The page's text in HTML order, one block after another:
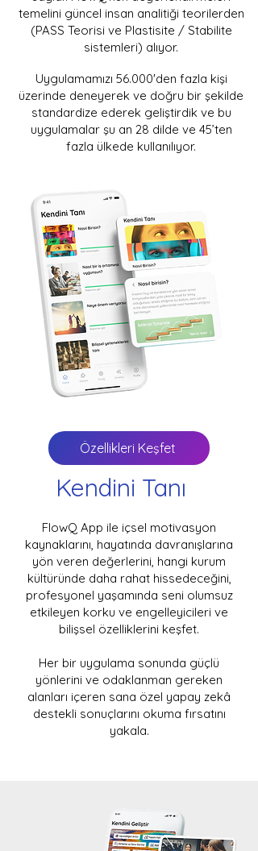
Özellikleri Keşfet
Kendini Tanı
FlowQ App ile içsel motivasyon
kaynaklarını, hayatında davranışlarına
yön veren değerlerini, hangi kurum
kültüründe daha rahat hissedeceğini,
profesyonel yaşamında seni olumsuz
etkileyen korku ve engelleyicileri ve
bilişsel özelliklerini keşfet.
Her bir uygulama sonunda güçlü
yönlerini ve odaklanman gereken
alanları içeren sana özel yapay zekâ
destekli sonuçlarını okuma fırsatını
yakala.
temelini güncel insan analitiği teorilerden
(PASS Teorisi ve Plastisite / Stabilite
sistemleri) alıyor.
Uygulamamızı 56.000'den fazla kişi
üzerinde deneyerek ve doğru bir şekilde
standardize ederek geliştirdik ve bu
uygulamalar şu an 28 dilde ve 45’ten
fazla ülkede kullanılıyor.